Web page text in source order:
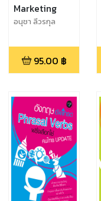
Marketing
อนุชา ลีวรกุล
95.00 ฿